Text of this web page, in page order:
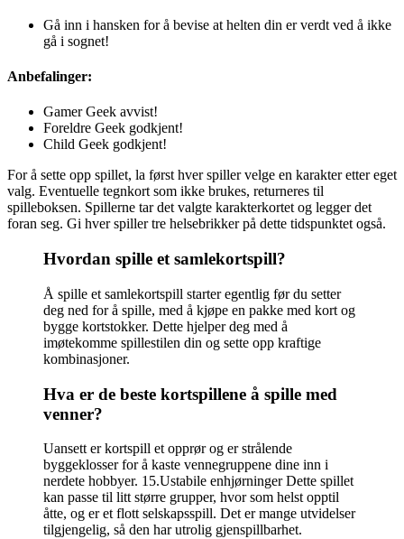
Gå inn i hansken for å bevise at helten din er verdt ved å ikke
gå i sognet!
Anbefalinger:
Gamer Geek avvist!
Foreldre Geek godkjent!
Child Geek godkjent!
For å sette opp spillet, la først hver spiller velge en karakter etter eget
valg. Eventuelle tegnkort som ikke brukes, returneres til
spilleboksen. Spillerne tar det valgte karakterkortet og legger det
foran seg. Gi hver spiller tre helsebrikker på dette tidspunktet også.
Hvordan spille et samlekortspill?
Å spille et samlekortspill starter egentlig før du setter
deg ned for å spille, med å kjøpe en pakke med kort og
bygge kortstokker. Dette hjelper deg med å
imøtekomme spillestilen din og sette opp kraftige
kombinasjoner.
Hva er de beste kortspillene å spille med
venner?
Uansett er kortspill et opprør og er strålende
byggeklosser for å kaste vennegruppene dine inn i
nerdete hobbyer. 15.Ustabile enhjørninger Dette spillet
kan passe til litt større grupper, hvor som helst opptil
åtte, og er et flott selskapsspill. Det er mange utvidelser
tilgjengelig, så den har utrolig gjenspillbarhet.